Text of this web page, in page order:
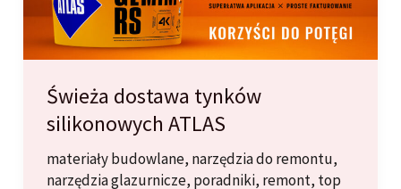
Świeża dostawa tynków
silikonowych ATLAS
materiały budowlane, narzędzia do remontu,
narzędzia glazurnicze, poradniki, remont, top